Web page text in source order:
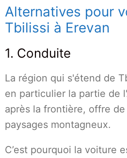
Alternatives pour
Tbilissi à Erevan
1. Conduite
La région qui s'étend de
en particulier la partie de
après la frontière, offre
paysages montagneux.
C’est pourquoi la voiture